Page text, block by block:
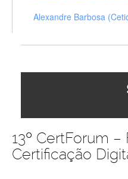
Alexandre Barbosa
13º CertForum
Certificação